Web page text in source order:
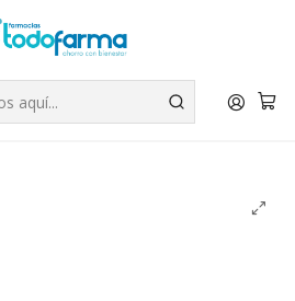
GRATIS por Rappi - Atención exclusiva
Leer más
Cuidado Personal
Blanqueadora Extra fresh 90 g.